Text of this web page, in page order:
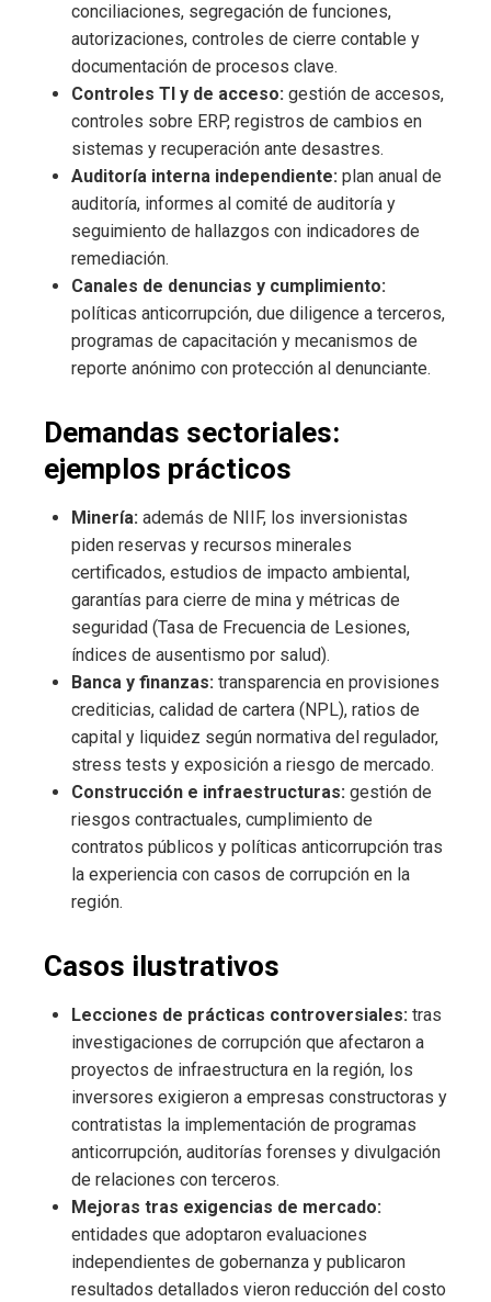
conciliaciones, segregación de funciones,
autorizaciones, controles de cierre contable y
documentación de procesos clave.
Controles TI y de acceso: gestión de accesos,
controles sobre ERP, registros de cambios en
sistemas y recuperación ante desastres.
Auditoría interna independiente: plan anual de
auditoría, informes al comité de auditoría y
seguimiento de hallazgos con indicadores de
remediación.
Canales de denuncias y cumplimiento:
políticas anticorrupción, due diligence a terceros,
programas de capacitación y mecanismos de
reporte anónimo con protección al denunciante.
Demandas sectoriales:
ejemplos prácticos
Minería: además de NIIF, los inversionistas
piden reservas y recursos minerales
certificados, estudios de impacto ambiental,
garantías para cierre de mina y métricas de
seguridad (Tasa de Frecuencia de Lesiones,
índices de ausentismo por salud).
Banca y finanzas: transparencia en provisiones
crediticias, calidad de cartera (NPL), ratios de
capital y liquidez según normativa del regulador,
stress tests y exposición a riesgo de mercado.
Construcción e infraestructuras: gestión de
riesgos contractuales, cumplimiento de
contratos públicos y políticas anticorrupción tras
la experiencia con casos de corrupción en la
región.
Casos ilustrativos
Lecciones de prácticas controversiales: tras
investigaciones de corrupción que afectaron a
proyectos de infraestructura en la región, los
inversores exigieron a empresas constructoras y
contratistas la implementación de programas
anticorrupción, auditorías forenses y divulgación
de relaciones con terceros.
Mejoras tras exigencias de mercado:
entidades que adoptaron evaluaciones
independientes de gobernanza y publicaron
resultados detallados vieron reducción del costo